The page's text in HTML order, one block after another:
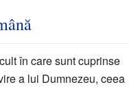
în care sunt cuprinse
a lui Dumnezeu, ceea